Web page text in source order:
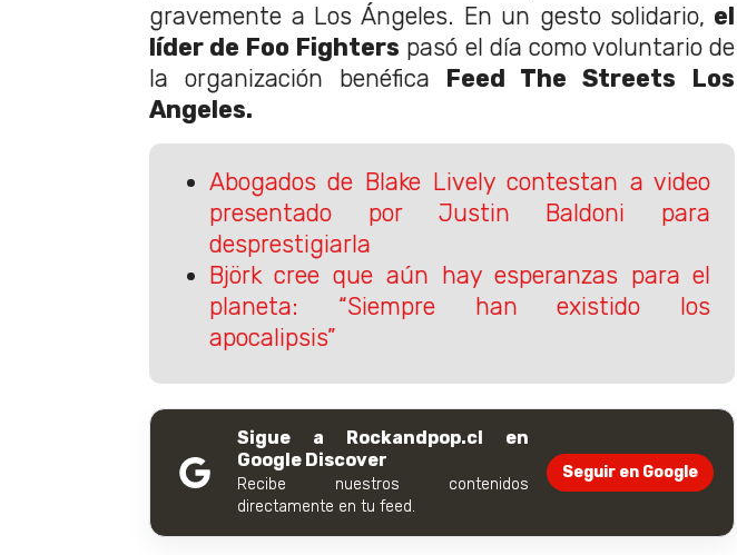
gravemente a Los Ángeles. En un gesto solidario, el
líder de Foo Fighters pasó el día como voluntario de
la organización benéfica Feed The Streets Los
Angeles.
Abogados de Blake Lively contestan a video
presentado por Justin Baldoni para
desprestigiarla
Björk cree que aún hay esperanzas para el
planeta: “Siempre han existido los
apocalipsis”
Sigue a Rockandpop.cl en
Google Discover
Recibe nuestros contenidos
directamente en tu feed.
Seguir en Google